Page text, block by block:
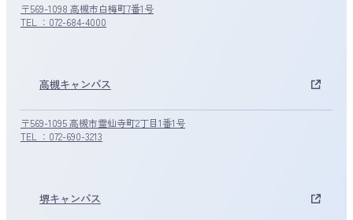
〒569-1098 高槻市白梅町7番1号
TEL ：072-684-4000
高槻キャンパス
〒569-1095 高槻市霊仙寺町2丁目1番1号
TEL ：072-690-3213
堺キャンパス